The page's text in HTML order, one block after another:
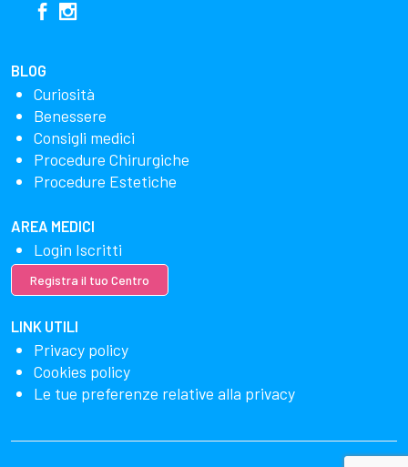
BLOG
Curiosità
Benessere
Consigli medici
Procedure Chirurgiche
Procedure Estetiche
AREA MEDICI
Login Iscritti
Registra il tuo Centro
LINK UTILI
Privacy policy
Cookies policy
Le tue preferenze relative alla privacy